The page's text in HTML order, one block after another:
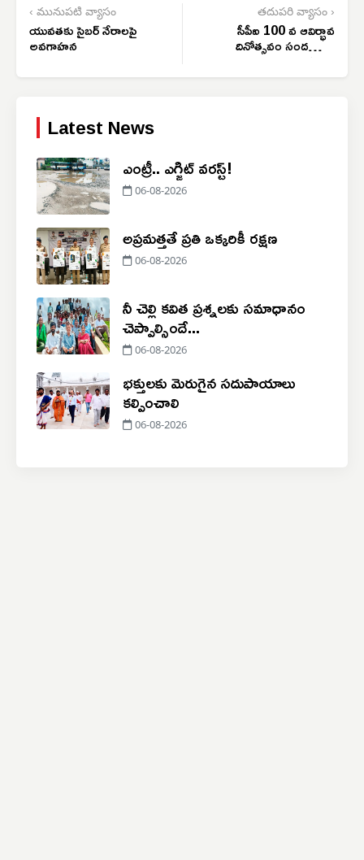
‹ మునుపటి వ్యాసం
యువతకు సైబర్‌ నేరాలపై
అవగాహన
తదుపరి వ్యాసం ›
సీపీఐ 100 వ ఆవిర్భావ
దినోత్సవం సందర్భంగా
జెండా ఆవిష్కరణ
Latest News
ఎంట్రీ.. ఎగ్జిట్ వరస్ట్!
06-08-2026
అప్రమత్తతే ప్రతి ఒక్కరికీ రక్షణ
06-08-2026
నీ చెల్లి కవిత ప్రశ్నలకు సమాధానం
చెప్పాల్సిందే...
06-08-2026
భక్తులకు మెరుగైన సదుపాయాలు
కల్పించాలి
06-08-2026